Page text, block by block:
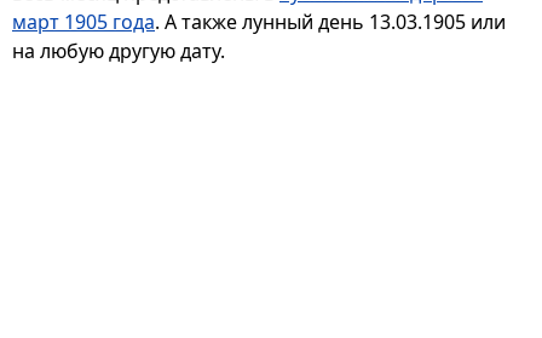
март 1905 года. А также лунный день 13.03.1905 или
на любую другую дату.